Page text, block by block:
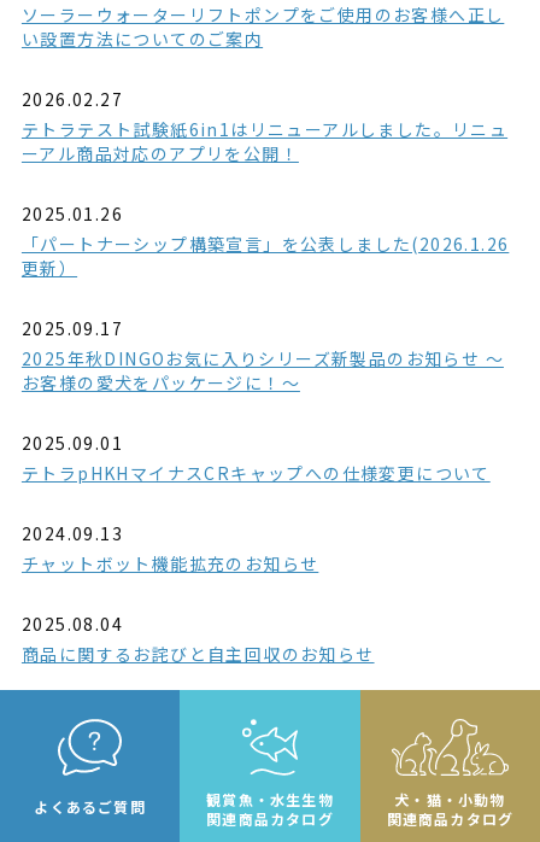
ソーラーウォーターリフトポンプをご使用のお客様へ正し
い設置方法についてのご案内
2026.02.27
テトラテスト試験紙6in1はリニューアルしました。リニュ
ーアル商品対応のアプリを公開！
2025.01.26
「パートナーシップ構築宣言」を公表しました(2026.1.26
更新）
2025.09.17
2025年秋DINGOお気に入りシリーズ新製品のお知らせ ～
お客様の愛犬をパッケージに！～
2025.09.01
テトラpHKHマイナスCRキャップへの仕様変更について
2024.09.13
チャットボット機能拡充のお知らせ
2025.08.04
商品に関するお詫びと自主回収のお知らせ
よくあるご質問
観賞魚・水生生物
関連商品カタログ
犬・猫・小動物
関連商品カタログ